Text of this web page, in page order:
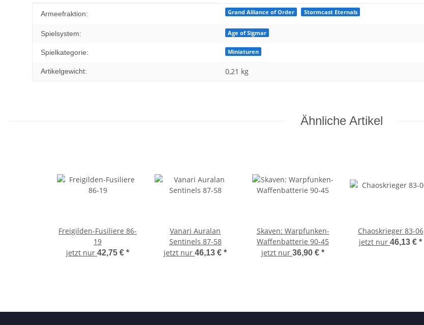
Produkteigenschaft
Wert
Armeefraktion: Grand Alliance of Order Stormcast Eternals
Spielsystem: Age of Sigmar
Spielkategorie: Miniaturen
Artikelgewicht: 0,21 kg
Ähnliche Artikel
Freigilden-Fusiliere 86-
19
jetzt nur 42,75 € *
Vanari Auralan
Sentinels 87-58
jetzt nur 46,13 € *
Skaven: Warpfunken-
Waffenbatterie 90-45
jetzt nur 36,90 € *
Chaoskrieger 83-06
jetzt nur 46,13 € *